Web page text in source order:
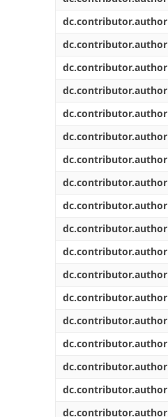
dc.contributor.author
dc.contributor.author
dc.contributor.author
dc.contributor.author
dc.contributor.author
dc.contributor.author
dc.contributor.author
dc.contributor.author
dc.contributor.author
dc.contributor.author
dc.contributor.author
dc.contributor.author
dc.contributor.author
dc.contributor.author
dc.contributor.author
dc.contributor.author
dc.contributor.author
dc.contributor.author